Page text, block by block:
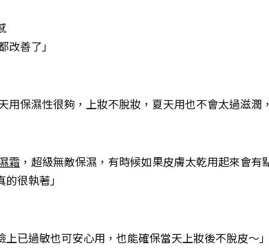
改善了」
用保濕性很夠，上妝不脫妝，夏天用也不會太過滋潤
霜 ，超級無敵保濕，有時候如果皮膚太乾用起來會
很執著」
上已過敏也可安心用，也能確保當天上妝後不脫皮～」